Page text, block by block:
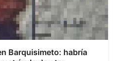
Barquisimeto: habría